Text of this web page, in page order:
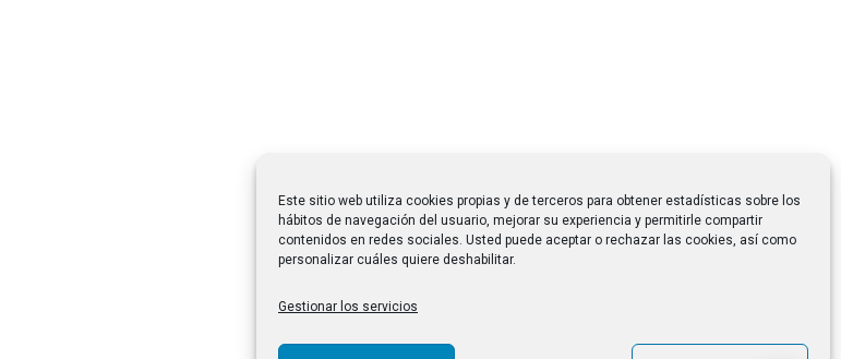
Este sitio web utiliza cookies propias y de terceros para obtener estadísticas sobre los
hábitos de navegación del usuario, mejorar su experiencia y permitirle compartir
contenidos en redes sociales. Usted puede aceptar o rechazar las cookies, así como
personalizar cuáles quiere deshabilitar.
Gestionar los servicios